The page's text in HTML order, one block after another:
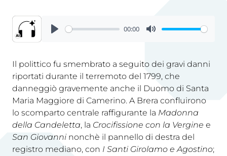
00:00
Il polittico fu smembrato a seguito dei gravi danni
riportati durante il terremoto del 1799, che
danneggiò gravemente anche il Duomo di Santa
Maria Maggiore di Camerino. A Brera confluirono
lo scomparto centrale raffigurante la Madonna
della Candeletta, la Crocifissione con la Vergine e
San Giovanni nonchè il pannello di destra del
registro mediano, con I Santi Girolamo e Agostino;